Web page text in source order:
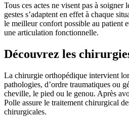
Tous ces actes ne visent pas à soigner
gestes s’adaptent en effet à chaque
le meilleur confort possible au patient
une articulation fonctionnelle.
Découvrez les
La chirurgie orthopédique intervient
pathologies, d’ordre traumatiques ou
cheville, le pied ou le genou. Après
Polle assure le traitement chirurgical
chirurgicales.